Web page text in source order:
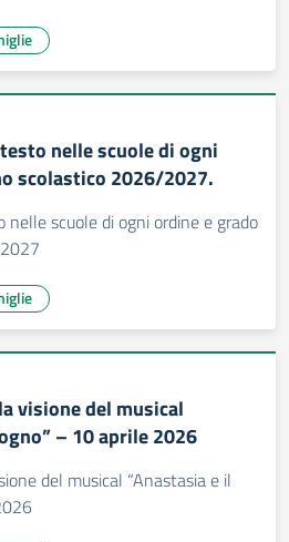
nelle scuole di ogni
scolastico 2026/2027.
nelle scuole di ogni ordine e grado
visione del musical
– 10 aprile 2026
del musical “Anastasia e il